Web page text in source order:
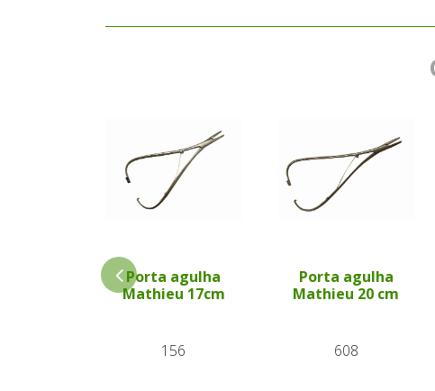
Porta agulha
Mathieu 17cm
156
Porta agulha
Mathieu 20 cm
608